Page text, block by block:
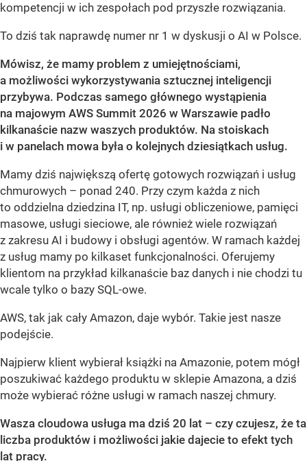
kompetencji w ich zespołach pod przyszłe rozwiązania.
To dziś tak naprawdę numer nr 1 w dyskusji o AI w Polsce.
Mówisz, że mamy problem z umiejętnościami,
a możliwości wykorzystywania sztucznej inteligencji
przybywa. Podczas samego głównego wystąpienia
na majowym AWS Summit 2026 w Warszawie padło
kilkanaście nazw waszych produktów. Na stoiskach
i w panelach mowa była o kolejnych dziesiątkach usług.
Mamy dziś największą ofertę gotowych rozwiązań i usług
chmurowych – ponad 240. Przy czym każda z nich
to oddzielna dziedzina IT, np. usługi obliczeniowe, pamięci
masowe, usługi sieciowe, ale również wiele rozwiązań
z zakresu AI i budowy i obsługi agentów. W ramach każdej
z usług mamy po kilkaset funkcjonalności. Oferujemy
klientom na przykład kilkanaście baz danych i nie chodzi tu
wcale tylko o bazy SQL-owe.
AWS, tak jak cały Amazon, daje wybór. Takie jest nasze
podejście.
Najpierw klient wybierał książki na Amazonie, potem mógł
poszukiwać każdego produktu w sklepie Amazona, a dziś
może wybierać różne usługi w ramach naszej chmury.
Wasza cloudowa usługa ma dziś 20 lat – czy czujesz, że ta
liczba produktów i możliwości jakie dajecie to efekt tych
lat pracy.